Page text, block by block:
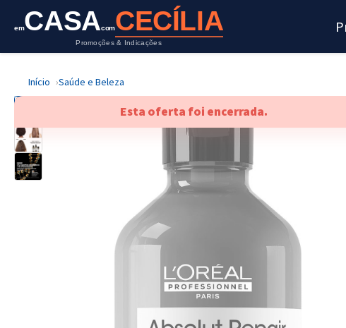
emCASAcomCECÍLIA
Promoções & Indicações
Início Saúde e Beleza
Esta oferta foi encerrada.